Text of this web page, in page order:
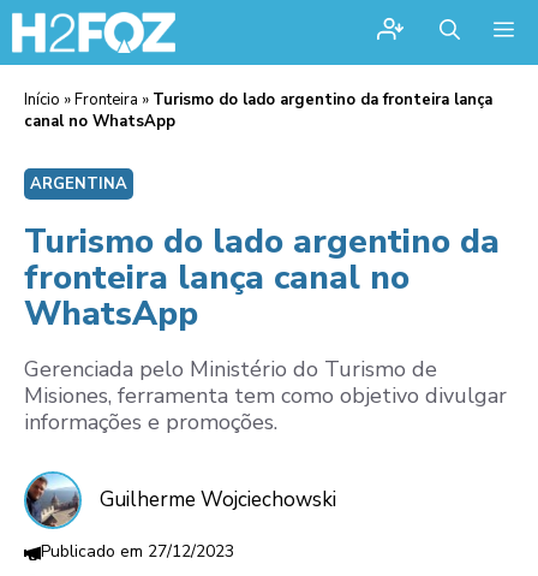
Início »Fronteira » Turismo do lado argentino da fronteira lança
canal no WhatsApp
ARGENTINA
Turismo do lado argentino da
fronteira lança canal no
WhatsApp
Gerenciada pelo Ministério do Turismo de
Misiones, ferramenta tem como objetivo divulgar
informações e promoções.
Guilherme Wojciechowski
27/12/2023